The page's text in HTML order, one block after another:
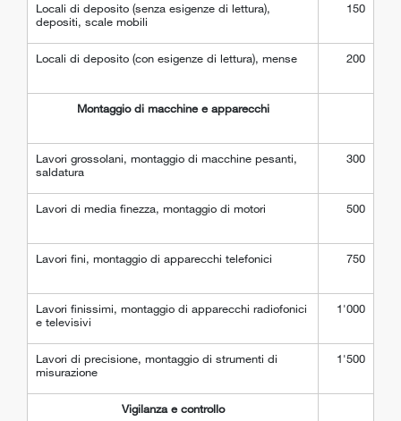
Locali di deposito (senza esigenze di lettura),
depositi, scale mobili
150
Locali di deposito (con esigenze di lettura), mense 200
Montaggio di macchine e apparecchi
Lavori grossolani, montaggio di macchine pesanti,
saldatura
300
Lavori di media finezza, montaggio di motori 500
Lavori fini, montaggio di apparecchi telefonici 750
Lavori finissimi, montaggio di apparecchi radiofonici
e televisivi
1'000
Lavori di precisione, montaggio di strumenti di
misurazione
1'500
Vigilanza e controllo